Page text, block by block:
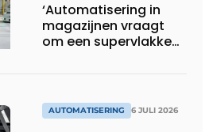
‘Automatisering in
magazijnen vraagt
om een supervlakke
AUTOMATISERING 6 JULI 2026